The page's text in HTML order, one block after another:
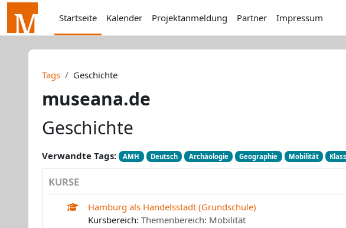
Zum Hauptinhalt
Startseite
Kalender Projektanmeldung Partner Impressum
Tags Geschichte
museana.de
Geschichte
Verwandte Tags: AMH Deutsch Archäologie Geographie Mobilität
KURSE
Hamburg als Handelsstadt (Grundschule)
Kursbereich: Themenbereich: Mobilität